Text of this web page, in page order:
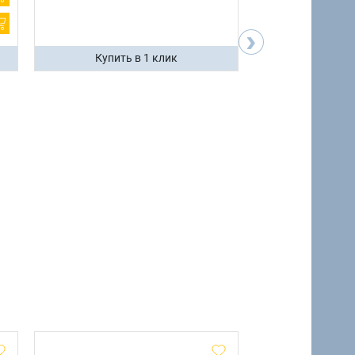
Купить в 1 клик ›